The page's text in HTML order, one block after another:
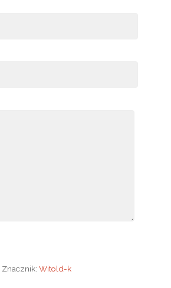
Znacznik:Witold-k